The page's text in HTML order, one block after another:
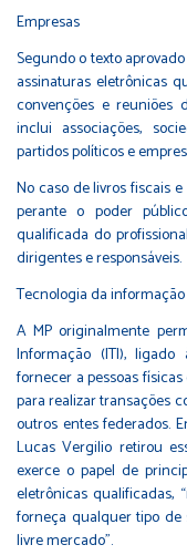
Empresas
Segundo o texto
assinaturas eletrônicas
convenções e reuniões
inclui associações,
partidos políticos e
No caso de livros fiscais
perante o poder
qualificada do
dirigentes e responsáveis.
Tecnologia da informação
A MP originalmente
Informação (ITI),
fornecer a pessoas
para realizar transações
outros entes federados.
Lucas Vergilio retirou
exerce o papel de
eletrônicas qualificadas,
forneça qualquer tipo
livre mercado”.